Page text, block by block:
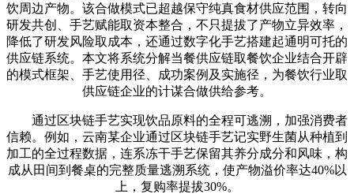
饮周边产物。该合做模式已超越保守纯真食材供应范围，转向
研发共创、手艺赋能取资本整合，不只提拔了产物立异效率，
降低了研发风险取成本，还通过数字化手艺搭建起通明可托的
供应链系统。本文将系统分解当餐供应链取餐饮企业结合开辟
的模式框架、手艺使用径、成功案例及实施径，为餐饮行业取
供应链企业的计谋合做供给参考。
通过区块链手艺实现饮品原料的全程可逃溯，加强消费者
信赖。例如，云南某企业通过区块链手艺记实野生菌从种植到
加工的全过程数据，连系冻干手艺保留其养分成分和风味，构
成从田间到餐桌的完整质量逃溯系统，使产物溢价率达40%以
上，复购率提拔30%。